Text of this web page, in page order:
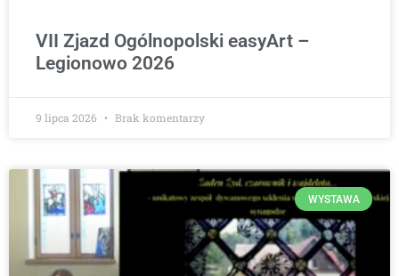
VII Zjazd Ogólnopolski easyArt –
Legionowo 2026
9 lipca 2026 Brak komentarzy
WYSTAWA